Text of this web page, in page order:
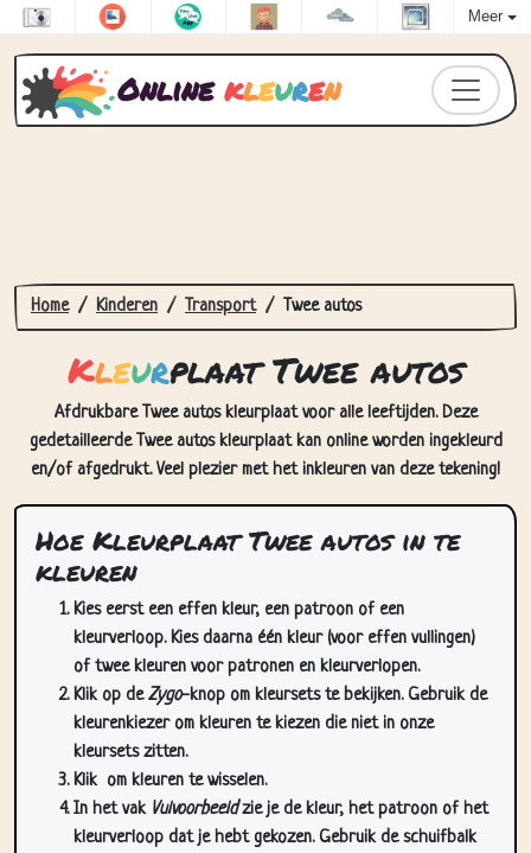
Meer
Online kleuren
Home Kinderen Transport Twee autos
Kleurplaat Twee autos
Afdrukbare Twee autos kleurplaat voor alle leeftijden. Deze
gedetailleerde Twee autos kleurplaat kan online worden ingekleurd
en/of afgedrukt. Veel plezier met het inkleuren van deze tekening!
Hoe Kleurplaat Twee autos in te
kleuren
Kies eerst een effen kleur, een patroon of een
kleurverloop. Kies daarna één kleur (voor effen vullingen)
of twee kleuren voor patronen en kleurverlopen.
Klik op deZygo-knop om kleursets te bekijken. Gebruik de
kleurenkiezer om kleuren te kiezen die niet in onze
kleursets zitten.
Klik om kleuren te wisselen.
In het vak Vulvoorbeeldzie je de kleur, het patroon of het
kleurverloop dat je hebt gekozen. Gebruik de schuifbalk